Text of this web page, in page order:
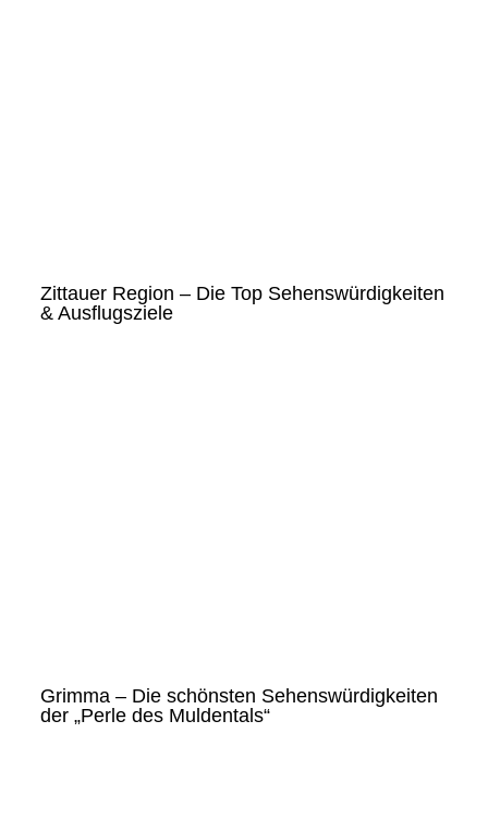
Zittauer Region – Die Top Sehenswürdigkeiten
& Ausflugsziele
Grimma – Die schönsten Sehenswürdigkeiten
der „Perle des Muldentals“